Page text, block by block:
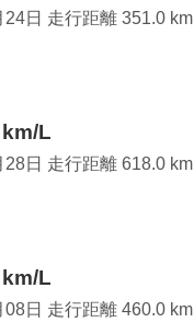
日 走行距離 351.0
L
日 走行距離 618.0
L
日 走行距離 460.0